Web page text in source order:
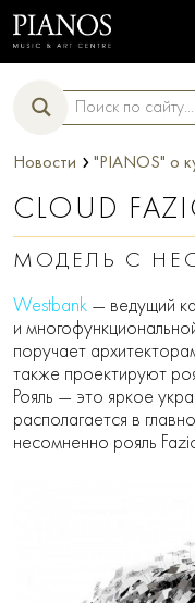
Новости › "PIANOS" о
CLOUD
МОДЕЛЬ С
Westbank — ведущий
и
поручает
также проектируют
Рояль — это яркое
располагается в
несомненно рояль